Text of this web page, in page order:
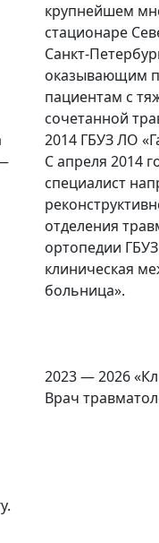
крупнейшем
стационаре
Санкт-
оказывающим
пациентам с
сочетанной
2014 ГБУЗ ЛО
С апреля 2014
специалист
отделения
ортопедии
клиническая
больница».
2023 — 2026
Врач